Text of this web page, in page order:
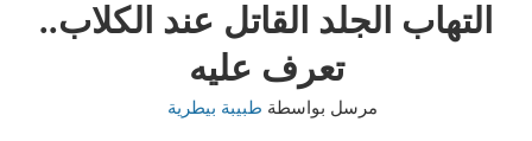
التهاب الجلد القاتل عند الكلاب..
تعرف عليه
مرسل بواسطة طبيبة بيطرية